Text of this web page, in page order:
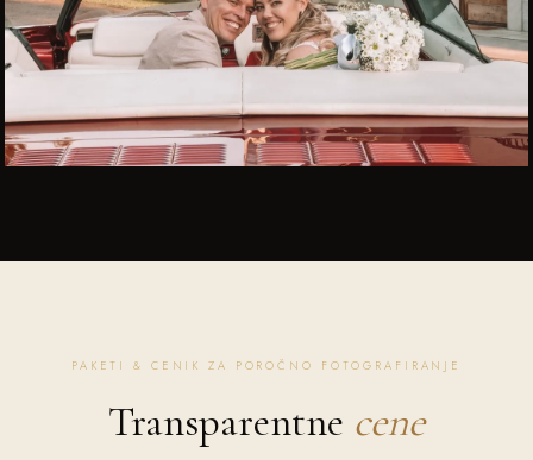
PAKETI & CENIK ZA POROČNO FOTOGRAFIRANJE
Transparentne cene